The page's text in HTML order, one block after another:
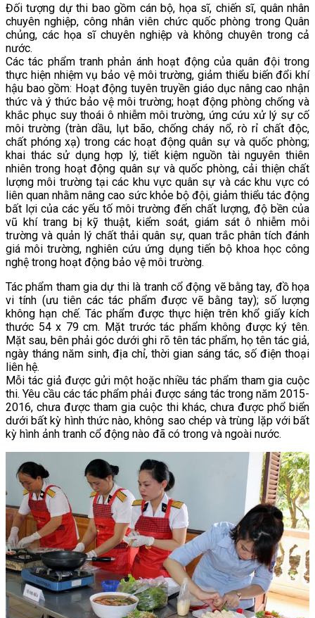
Đối tượng dự thi bao gồm cán bộ, họa sĩ, chiến sĩ, quân nhân
chuyên nghiệp, công nhân viên chức quốc phòng trong Quân
chủng, các họa sĩ chuyên nghiệp và không chuyên trong cả
nước.
Các tác phẩm tranh phản ánh hoạt động của quân đội trong
thực hiện nhiệm vụ bảo vệ môi trường, giảm thiểu biến đổi khí
hậu bao gồm: Hoạt động tuyên truyền giáo dục nâng cao nhận
thức và ý thức bảo vệ môi trường; hoạt động phòng chống và
khắc phục suy thoái ô nhiễm môi trường, ứng cứu xử lý sự cố
môi trường (tràn dầu, lụt bão, chống cháy nổ, rò rỉ chất độc,
chất phóng xạ) trong các hoạt động quân sự và quốc phòng;
khai thác sử dụng hợp lý, tiết kiệm nguồn tài nguyên thiên
nhiên trong hoạt động quân sự và quốc phòng, cải thiện chất
lượng môi trường tại các khu vực quân sự và các khu vực có
liên quan nhằm nâng cao sức khỏe bộ đội, giảm thiểu tác động
bất lợi của các yếu tố môi trường đến chất lượng, độ bền của
vũ khí trang bị kỹ thuật, kiểm soát, giám sát ô nhiễm môi
trường và quản lý chất thải quân sự, quan trắc phân tích đánh
giá môi trường, nghiên cứu ứng dụng tiến bộ khoa học công
nghệ trong hoạt động bảo vệ môi trường.
Tác phẩm tham gia dự thi là tranh cổ động vẽ bằng tay, đồ họa
vi tính (ưu tiên các tác phẩm được vẽ bằng tay); số lượng
không hạn chế. Tác phẩm được thực hiện trên khổ giấy kích
thước 54 x 79 cm. Mặt trước tác phẩm không được ký tên.
Mặt sau, bên phải góc dưới ghi rõ tên tác phẩm, họ tên tác giả,
ngày tháng năm sinh, địa chỉ, thời gian sáng tác, số điện thoại
liên hệ.
Mỗi tác giả được gửi một hoặc nhiều tác phẩm tham gia cuộc
thi. Yêu cầu các tác phẩm phải được sáng tác trong năm 2015-
2016, chưa được tham gia cuộc thi khác, chưa được phổ biển
dưới bất kỳ hình thức nào, không sao chép và trùng lặp với bất
kỳ hình ảnh tranh cổ động nào đã có trong và ngoài nước.